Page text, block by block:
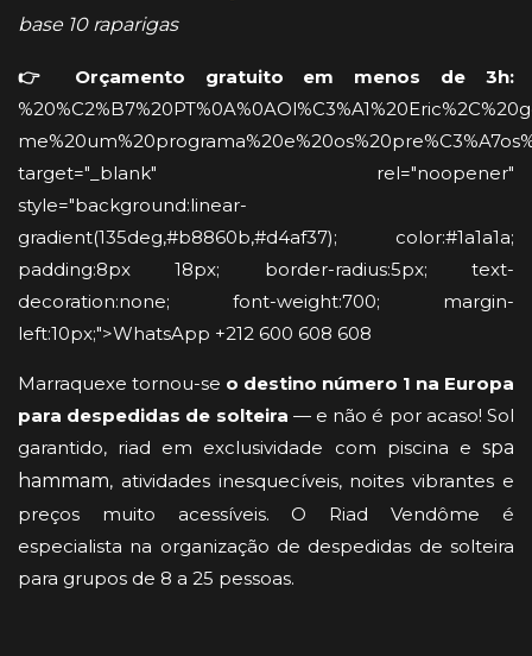
base 10 raparigas
👉 Orçamento gratuito em menos de 3h:
target="_blank" rel="noopener"
style="background:linear-
gradient(135deg,#b8860b,#d4af37); color:#1a1a1a;
padding:8px 18px; border-radius:5px; text-
decoration:none; font-weight:700; margin-
left:10px;">WhatsApp +212 600 608 608
Marraquexe tornou-se o destino número 1 na Europa
para despedidas de solteira — e não é por acaso! Sol
garantido, riad em exclusividade com piscina e spa
hammam, atividades inesquecíveis, noites vibrantes e
preços muito acessíveis. O Riad Vendôme é
especialista na organização de despedidas de solteira
para grupos de 8 a 25 pessoas.